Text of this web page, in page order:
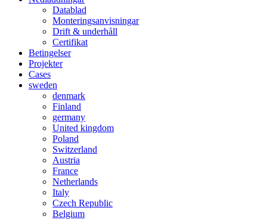
Datablad
Monteringsanvisningar
Drift & underhåll
Certifikat
Betingelser
Projekter
Cases
sweden
denmark
Finland
germany
United kingdom
Poland
Switzerland
Austria
France
Netherlands
Italy
Czech Republic
Belgium